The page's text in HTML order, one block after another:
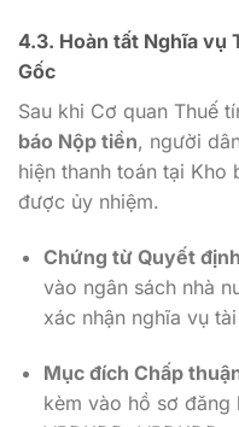
4.3. Hoàn tất Nghĩa vụ
Gốc
Sau khi Cơ quan Thuế
báo Nộp tiền, người
hiện thanh toán tại Kho
được ủy nhiệm.
Chứng từ Quyết
vào ngân sách nhà
xác nhận nghĩa vụ
Mục đích Chấp
kèm vào hồ sơ